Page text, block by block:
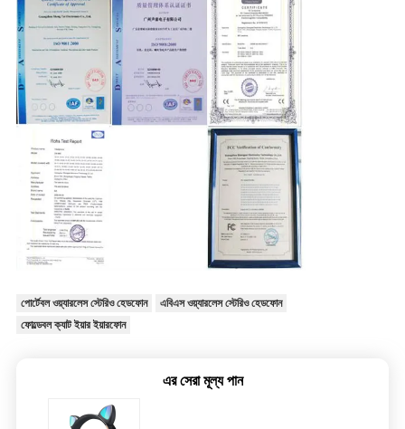
পোর্টেবল ওয়্যারলেস স্টেরিও হেডফোন
এবিএস ওয়্যারলেস স্টেরিও হেডফোন
ফোল্ডেবল ক্যাট ইয়ার ইয়ারফোন
এর সেরা মূল্য পান